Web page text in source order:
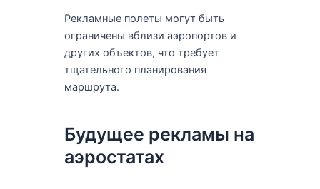
Рекламные полеты могут быть
ограничены вблизи аэропортов и
других объектов, что требует
тщательного планирования
маршрута.
Будущее рекламы на
аэростатах